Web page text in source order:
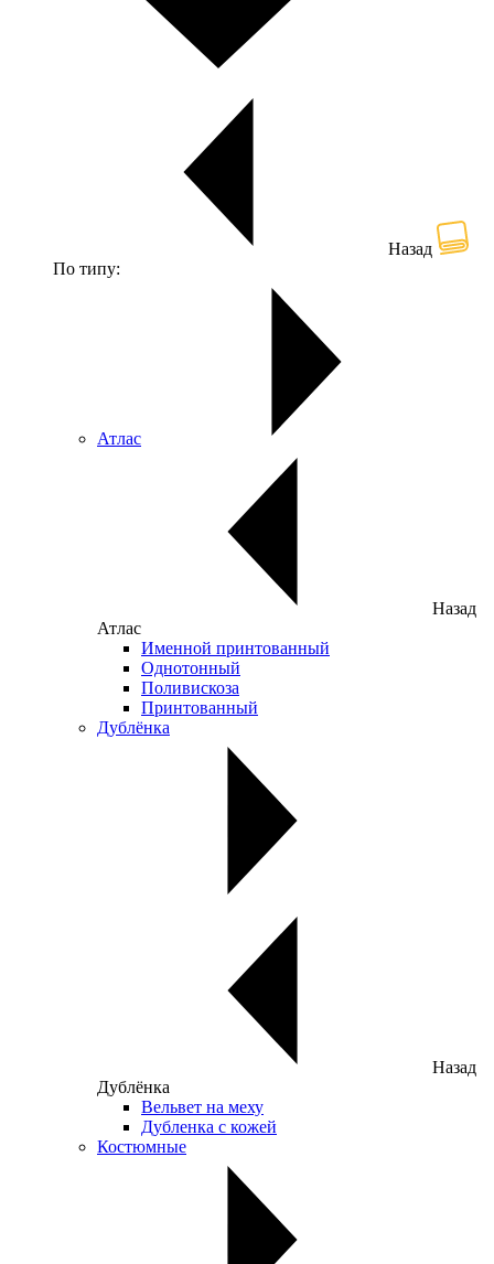
Назад
По типу:
Атлас
Назад
Атлас
Именной принтованный
Однотонный
Поливискоза
Принтованный
Дублёнка
Назад
Дублёнка
Вельвет на меху
Дубленка с кожей
Костюмные